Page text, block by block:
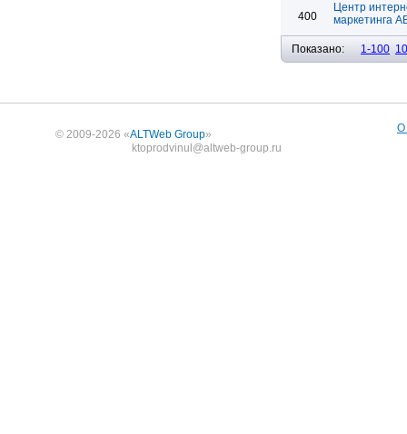
400
Центр
маркетинга
Показано: 1-100
© 2009-2026 «ALTWeb Group»
ktoprodvinul@altweb-group.ru
О